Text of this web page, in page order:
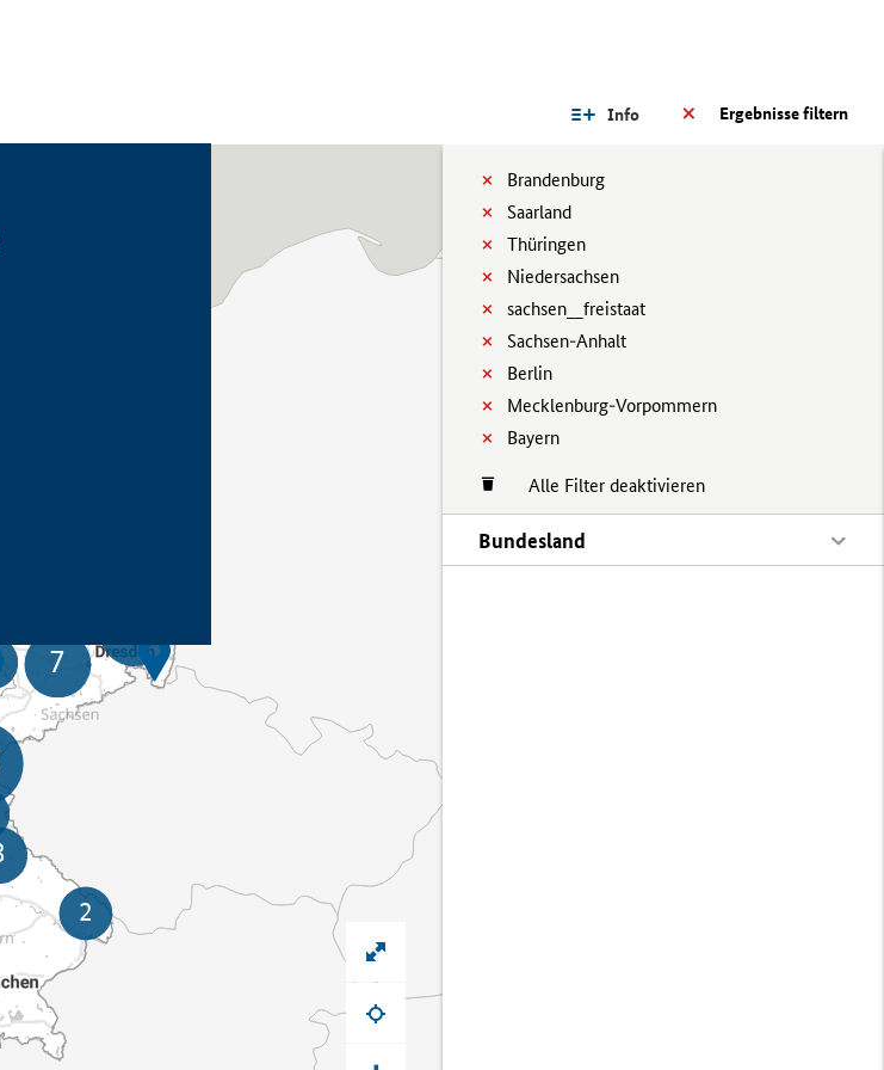
Ergebnisse filtern
Info
Brandenburg
Saarland
Thüringen
Niedersachsen
sachsen__freistaat
Sachsen-Anhalt
Berlin
Mecklenburg-Vorpommern
Bayern
Alle Filter deaktivieren
Bundesland